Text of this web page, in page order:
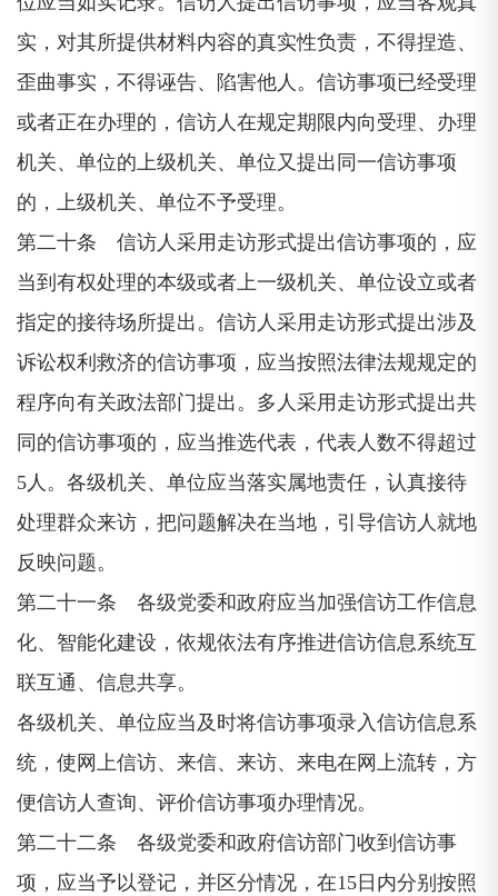
实，对其所提供材料内容的真实性负责，不得捏造、
歪曲事实，不得诬告、陷害他人。信访事项已经受理
或者正在办理的，信访人在规定期限内向受理、办理
机关、单位的上级机关、单位又提出同一信访事项
的，上级机关、单位不予受理。
第二十条 信访人采用走访形式提出信访事项的，应
当到有权处理的本级或者上一级机关、单位设立或者
指定的接待场所提出。信访人采用走访形式提出涉及
诉讼权利救济的信访事项，应当按照法律法规规定的
程序向有关政法部门提出。多人采用走访形式提出共
同的信访事项的，应当推选代表，代表人数不得超过
5人。各级机关、单位应当落实属地责任，认真接待
处理群众来访，把问题解决在当地，引导信访人就地
反映问题。
第二十一条 各级党委和政府应当加强信访工作信息
化、智能化建设，依规依法有序推进信访信息系统互
联互通、信息共享。
各级机关、单位应当及时将信访事项录入信访信息系
统，使网上信访、来信、来访、来电在网上流转，方
便信访人查询、评价信访事项办理情况。
第二十二条 各级党委和政府信访部门收到信访事
项，应当予以登记，并区分情况，在15日内分别按照